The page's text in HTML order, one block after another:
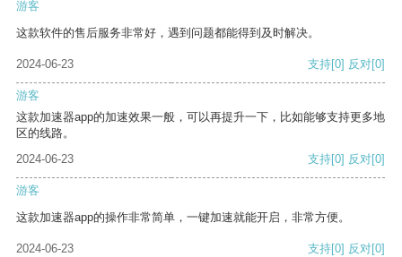
游客
这款软件的售后服务非常好，遇到问题都能得到及时解决。
2024-06-23 支持[0] 反对[0]
游客
这款加速器app的加速效果一般，可以再提升一下，比如能够支持更多地
区的线路。
2024-06-23
支持[0] 反对[0]
游客
这款加速器app的操作非常简单，一键加速就能开启，非常方便。
2024-06-23 支持[0] 反对[0]